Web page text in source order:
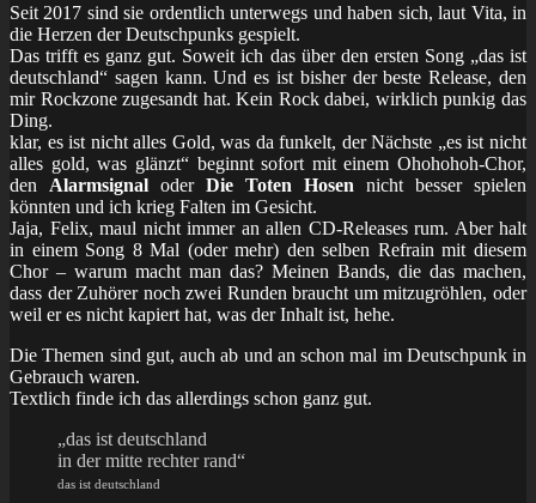
Seit 2017 sind sie ordentlich unterwegs und haben sich, laut Vita, in
die Herzen der Deutschpunks gespielt.
Das trifft es ganz gut. Soweit ich das über den ersten Song „das ist
deutschland“ sagen kann. Und es ist bisher der beste Release, den
mir Rockzone zugesandt hat. Kein Rock dabei, wirklich punkig das
Ding.
klar, es ist nicht alles Gold, was da funkelt, der Nächste „es ist nicht
alles gold, was glänzt“ beginnt sofort mit einem Ohohohoh-Chor,
den Alarmsignal oder Die Toten Hosen nicht besser spielen
könnten und ich krieg Falten im Gesicht.
Jaja, Felix, maul nicht immer an allen CD-Releases rum. Aber halt
in einem Song 8 Mal (oder mehr) den selben Refrain mit diesem
Chor – warum macht man das? Meinen Bands, die das machen,
dass der Zuhörer noch zwei Runden braucht um mitzugröhlen, oder
weil er es nicht kapiert hat, was der Inhalt ist, hehe.
Die Themen sind gut, auch ab und an schon mal im Deutschpunk in
Gebrauch waren.
Textlich finde ich das allerdings schon ganz gut.
„das ist deutschland
in der mitte rechter rand“
das ist deutschland